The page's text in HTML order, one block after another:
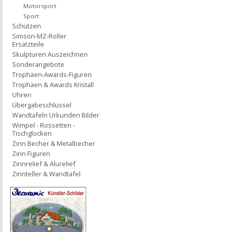
Motorsport
Sport
Schützen
Simson-MZ-Roller
Ersatzteile
Skulpturen Auszeichnen
Sonderangebote
Trophäen-Awards-Figuren
Trophäen & Awards Kristall
Uhren
Übergabeschlüssel
Wandtafeln Urkunden Bilder
Wimpel - Rossetten -
Tischglocken
Zinn Becher & Metalbecher
Zinn Figuren
Zinnrelief & Alurelief
Zinnteller & Wandtafel